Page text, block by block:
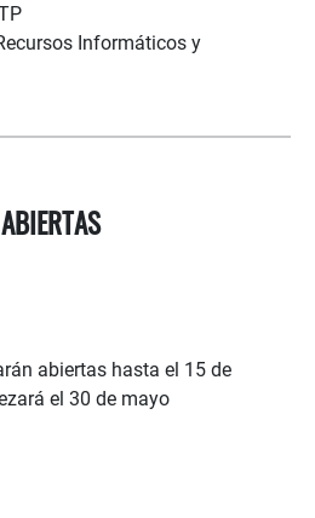
Informáticos y
abiertas hasta el 15 de
el 30 de mayo